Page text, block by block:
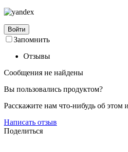
Войти
Запомнить
Отзывы
Сообщения не найдены
Вы пользовались продуктом?
Расскажите нам что-нибудь об
Написать отзыв
Поделиться